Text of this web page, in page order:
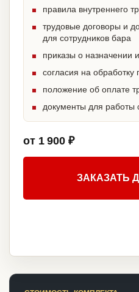
правила внутреннего
трудовые договоры и
для сотрудников бара
приказы о назначении
согласия на
положение об оплате
документы для работы
от 1 900 ₽
ЗАКАЗАТЬ